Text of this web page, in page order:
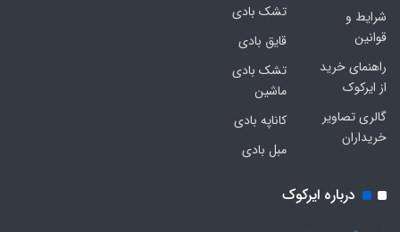
شرایط و
قوانین
راهنمای خرید
از ایرکوک
گالری تصاویر
خریداران
تشک بادی
قایق بادی
تشک بادی
ماشین
کاناپه بادی
مبل بادی
درباره ایرکوک